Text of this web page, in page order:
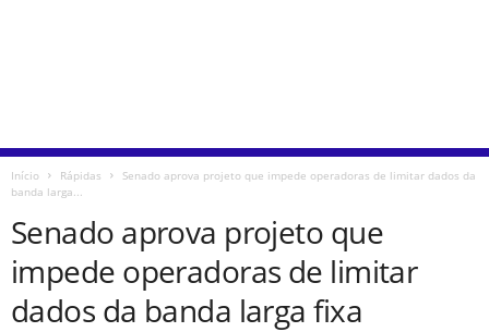
Início Rápidas
Senado aprova projeto que impede operadoras de limitar dados da
banda larga...
Senado aprova projeto que
impede operadoras de limitar
dados da banda larga fixa